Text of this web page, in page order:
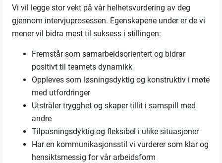
Vi vil legge stor vekt på vår helhetsvurdering av deg
gjennom intervjuprosessen. Egenskapene under er de vi
mener vil bidra mest til suksess i stillingen:
Fremstår som samarbeidsorientert og bidrar
positivt til teamets dynamikk
Oppleves som løsningsdyktig og konstruktiv i møte
med utfordringer
Utstråler trygghet og skaper tillit i samspill med
andre
Tilpasningsdyktig og fleksibel i ulike situasjoner
Har en kommunikasjonsstil vi vurderer som klar og
hensiktsmessig for vår arbeidsform